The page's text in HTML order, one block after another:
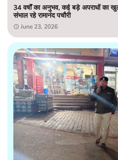
34 वर्षों का अनुभव, कई बड़े अपराधों का
संभाल रहे रामानंद पचौरी
June 23, 2026